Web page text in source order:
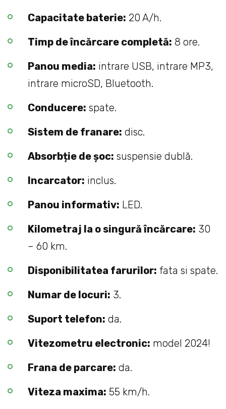
Capacitate baterie: 20 A/h.
Timp de încărcare completă: 8 ore.
Panou media: intrare USB, intrare MP3,
intrare microSD, Bluetooth.
Conducere: spate.
Sistem de franare: disc.
Absorbție de șoc: suspensie dublă.
Incarcator: inclus.
Panou informativ: LED.
Kilometraj la o singură încărcare: 30
– 60 km.
Disponibilitatea farurilor: fata si spate.
Numar de locuri: 3.
Suport telefon: da.
Vitezometru electronic: model 2024!
Frana de parcare: da.
Viteza maxima: 55 km/h.